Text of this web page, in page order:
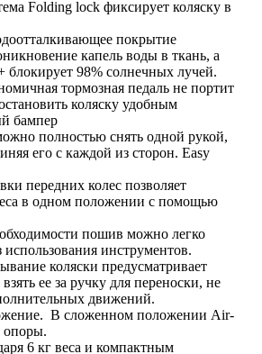
Folding lock фиксирует коляску в
покрытие
капель воды в ткань, а
блокирует 98% солнечных лучей.
тормозная педаль не портит
коляску удобным
бампер
полностью снять одной рукой,
его с каждой из сторон. Easy
передних колес позволяет
в одном положении с помощью
пошив можно легко
использования инструментов.
коляски предусматривает
ее за ручку для переноски, не
движений.
В сложенном положении Air-
опоры.
6 кг веса и компактным